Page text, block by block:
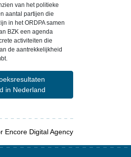
van het politieke
aantal partijen die
in het ORDPA samen
BZK een agenda
activiteiten die
de aantrekkelijkheid
in Nederland
Encore Digital Agency